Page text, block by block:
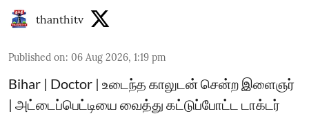
thanthitv
Published on: 06 Aug 2026, 1:19 pm
Bihar | Doctor | உடைந்த காலுடன் சென்ற இளைஞர்
| அட்டைப்பெட்டியை வைத்து கட்டுப்போட்ட டாக்டர்